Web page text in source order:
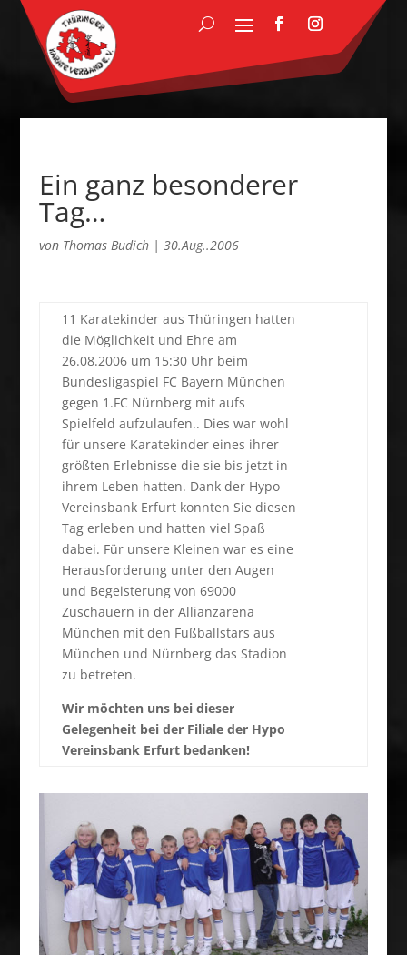
Ein ganz besonderer
Tag…
von Thomas Budich| 30.Aug..2006
11 Karatekinder aus Thüringen hatten
die Möglichkeit und Ehre am
26.08.2006 um 15:30 Uhr beim
Bundesligaspiel FC Bayern München
gegen 1.FC Nürnberg mit aufs
Spielfeld aufzulaufen.. Dies war wohl
für unsere Karatekinder eines ihrer
größten Erlebnisse die sie bis jetzt in
ihrem Leben hatten. Dank der Hypo
Vereinsbank Erfurt konnten Sie diesen
Tag erleben und hatten viel Spaß
dabei. Für unsere Kleinen war es eine
Herausforderung unter den Augen
und Begeisterung von 69000
Zuschauern in der Allianzarena
München mit den Fußballstars aus
München und Nürnberg das Stadion
zu betreten.
Wir möchten uns bei dieser
Gelegenheit bei der Filiale der Hypo
Vereinsbank Erfurt bedanken!